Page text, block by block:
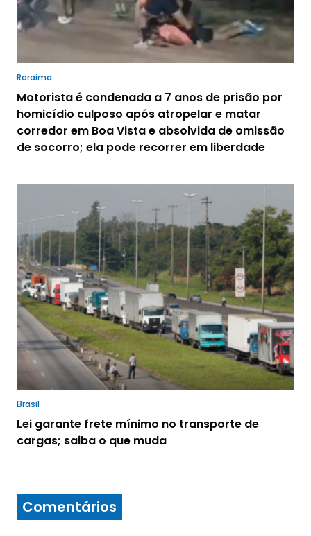
Roraima
Motorista é condenada a 7 anos de prisão por
homicídio culposo após atropelar e matar
corredor em Boa Vista e absolvida de omissão
de socorro; ela pode recorrer em liberdade
Brasil
Lei garante frete mínimo no transporte de
cargas; saiba o que muda
Comentários